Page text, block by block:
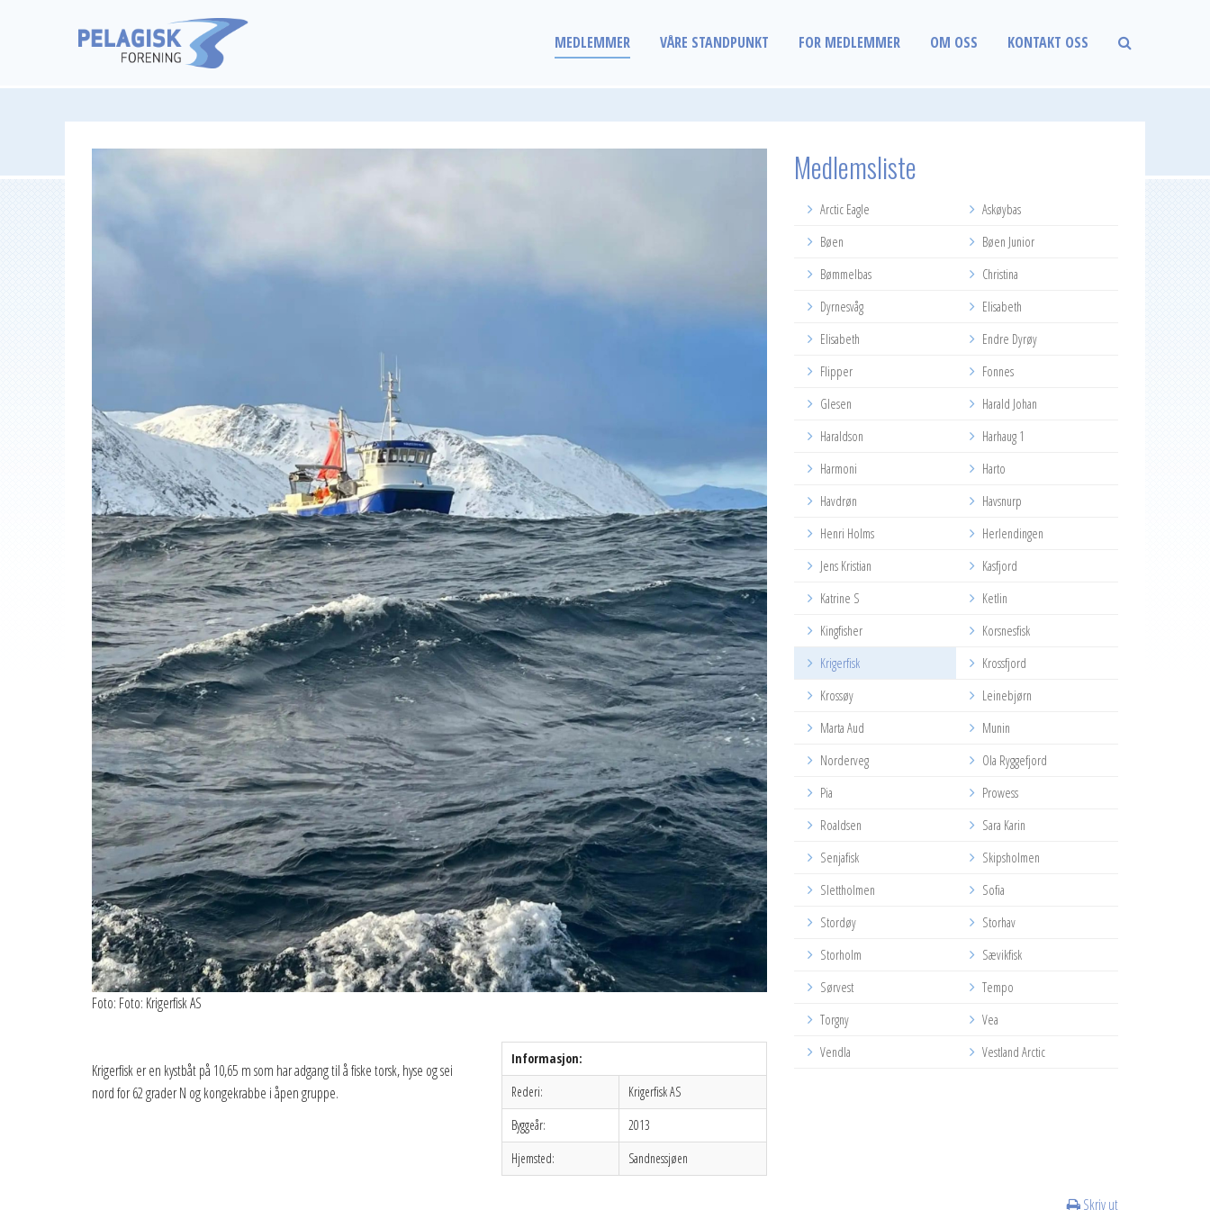
MEDLEMMER VÅRE STANDPUNKT FOR MEDLEMMER OM OSS KONTAKT OSS
Foto: Foto: Krigerfisk AS
Krigerfisk er en kystbåt på 10,65 m som har adgang til å fiske torsk, hyse og sei
nord for 62 grader N og kongekrabbe i åpen gruppe.
Informasjon:
Rederi:
Krigerfisk AS
Byggeår:
2013
Hjemsted:
Sandnessjøen
Medlemsliste
Arctic Eagle
Askøybas
Bøen
Bøen Junior
Bømmelbas
Christina
Dyrnesvåg
Elisabeth
Elisabeth
Endre Dyrøy
Flipper
Fonnes
Glesen
Harald Johan
Haraldson
Harhaug 1
Harmoni
Harto
Havdrøn
Havsnurp
Henri Holms
Herlendingen
Jens Kristian
Kasfjord
Katrine S
Ketlin
Kingfisher
Korsnesfisk
Krigerfisk
Krossfjord
Krossøy
Leinebjørn
Marta Aud
Munin
Norderveg
Ola Ryggefjord
Pia
Prowess
Roaldsen
Sara Karin
Senjafisk
Skipsholmen
Slettholmen
Sofia
Stordøy
Storhav
Storholm
Sævikfisk
Sørvest
Tempo
Torgny
Vea
Vendla
Vestland Arctic
Skriv ut